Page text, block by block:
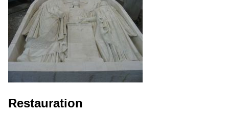
Restauration